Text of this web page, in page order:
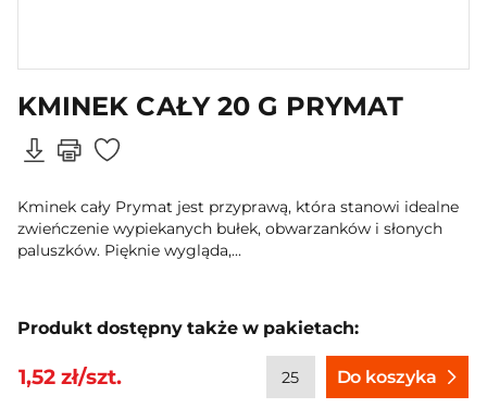
KMINEK CAŁY 20 G PRYMAT
Kminek cały Prymat jest przyprawą, która stanowi idealne
zwieńczenie wypiekanych bułek, obwarzanków i słonych
paluszków. Pięknie wygląda,...
Produkt dostępny także w pakietach:
1,52 zł/szt. Do koszyka